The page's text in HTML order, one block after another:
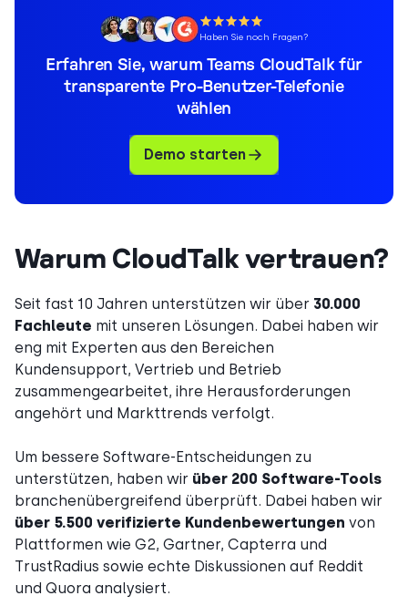
Haben Sie noch Fragen?
Erfahren Sie, warum Teams CloudTalk für
transparente Pro-Benutzer-Telefonie
wählen
Demo starten
Warum CloudTalk vertrauen?
Seit fast 10 Jahren unterstützen wir über 30.000
Fachleute mit unseren Lösungen. Dabei haben wir
eng mit Experten aus den Bereichen
Kundensupport, Vertrieb und Betrieb
zusammengearbeitet, ihre Herausforderungen
angehört und Markttrends verfolgt.
Um bessere Software-Entscheidungen zu
unterstützen, haben wir über 200 Software-Tools
branchenübergreifend überprüft. Dabei haben wir
über 5.500 verifizierte Kundenbewertungen von
Plattformen wie G2, Gartner, Capterra und
TrustRadius sowie echte Diskussionen auf Reddit
und Quora analysiert.